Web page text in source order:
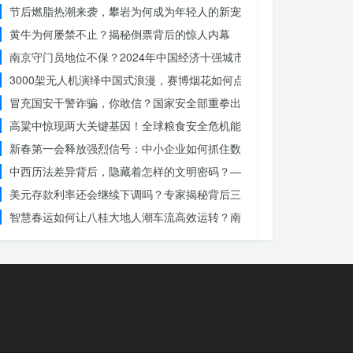
节后燃脂热潮来袭，攀岩为何成为年轻人的新宠？
黄牛为何屡禁不止？揭秘倒票背后的惊人内幕
南京守门员地位不保？2024年中国经济十强城市大洗牌
3000架无人机演绎中国式浪漫，赛博烟花如何点亮夜空？
冒充国安干警诈骗，你敢信？国家安全部重拳出击，犯罪团伙被一网
高粱中惊现两大关键基因！全球粮食安全危机能否就此终结？
新春第一会释放强烈信号：中小企业如何抓住数字化转型的机遇？
中西历法差异背后，隐藏着怎样的文明密码？——专访南京大学周礼
美元存款利率还会继续下调吗？专家揭秘背后三大原因
智慧春运如何让八桂大地人潮车流高效运转？南宁铁路枢纽的秘密武